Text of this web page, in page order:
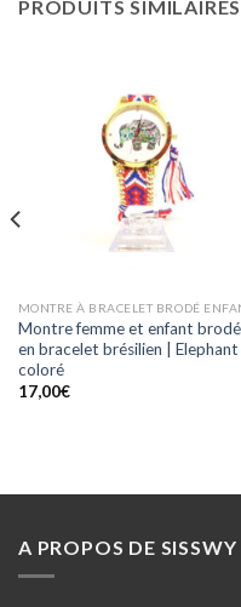
PRODUITS SIMILAIRES
MONTRE À BRACELET BRODÉ
Montre femme et enfant
en bracelet brésilien | Elephant
coloré
17,00€
A PROPOS DE SISSWY